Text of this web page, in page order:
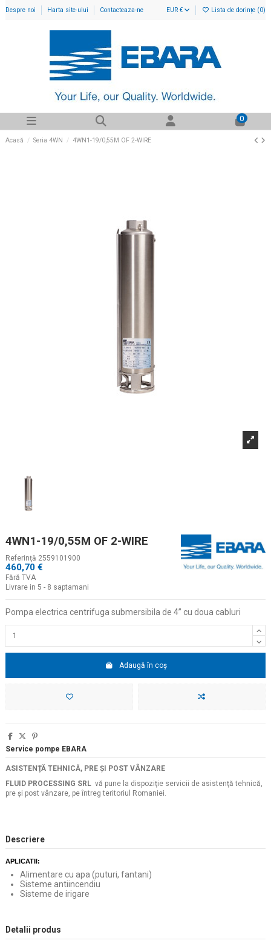
Despre noi Harta site-ului Contacteaza-ne EUR € Lista de dorințe (0)
0
Acasă Seria 4WN 4WN1-19/0,55M OF 2-WIRE
4WN1-19/0,55M OF 2-WIRE
Referinţă 2559101900
460,70 €
Fără TVA
Livrare in 5 - 8 saptamani
Pompa electrica centrifuga submersibila de 4” cu doua cabluri
Adaugă în coș
Service pompe EBARA
ASISTENŢĂ TEHNICĂ, PRE ŞI POST VÂNZARE
FLUID PROCESSING SRL vă pune la dispoziţie servicii de asistenţă tehnică,
pre şi post vânzare, pe întreg teritoriul Romaniei.
Descriere
APLICATII:
Alimentare cu apa (puturi, fantani)
Sisteme antiincendiu
Sisteme de irigare
Detalii produs